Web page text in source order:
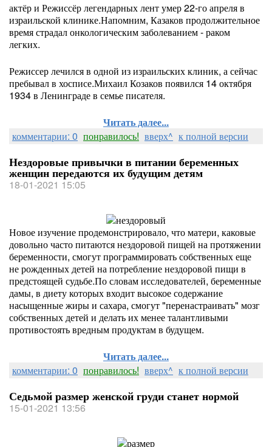
актёр и Режиссёр легендарных лент умер 22-го апреля в
израильской клинике.Напомним, Казаков продолжительное
время страдал онкологическим заболеванием - раком
легких.
Режиссер лечился в одной из израильских клиник, а сейчас
пребывал в хосписе.Михаил Козаков появился 14 октября
1934 в Ленинграде в семье писателя.
Читать далее...
комментарии: 0 понравилось! вверх^ к полной версии
Нездоровые привычки в питании беременных
женщин передаются их будущим детям
18-01-2021 15:05
Новое изучение продемонстрировало, что матери, каковые
довольно часто питаются нездоровой пищей на протяжении
беременности, смогут программировать собственных еще
не рожденных детей на потребление нездоровой пищи в
предстоящей судьбе.По словам исследователей, беременные
дамы, в диету которых входит высокое содержание
насыщенные жиры и сахара, смогут "перенастраивать" мозг
собственных детей и делать их менее талантливыми
противостоять вредным продуктам в будущем.
Читать далее...
комментарии: 0 понравилось! вверх^ к полной версии
Седьмой размер женской груди станет нормой
15-01-2021 13:56